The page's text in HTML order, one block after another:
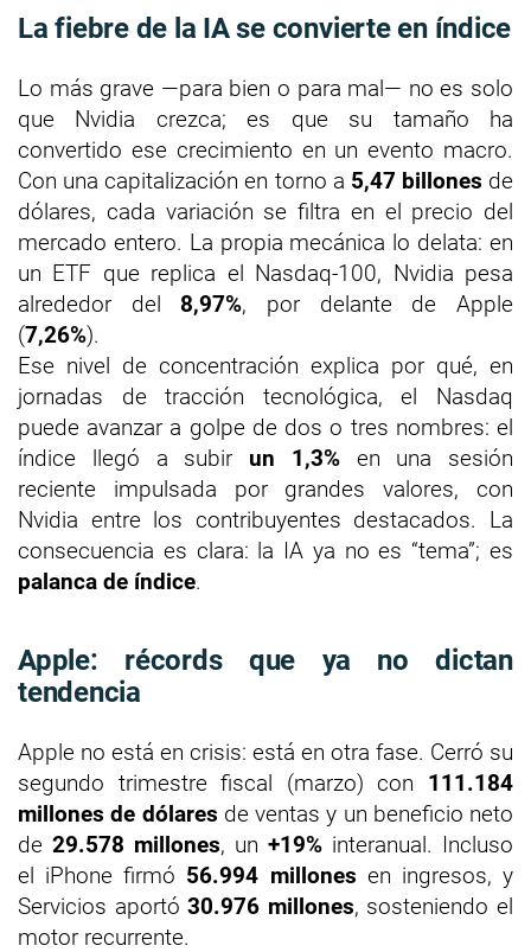
La fiebre de la IA se convierte en índice
Lo más grave —para bien o para mal— no es solo
que Nvidia crezca; es que su tamaño ha
convertido ese crecimiento en un evento macro.
Con una capitalización en torno a 5,47 billones de
dólares, cada variación se filtra en el precio del
mercado entero. La propia mecánica lo delata: en
un ETF que replica el Nasdaq-100, Nvidia pesa
alrededor del8,97%, por delante de Apple
(7,26%).
Ese nivel de concentración explica por qué, en
jornadas de tracción tecnológica, el Nasdaq
puede avanzar a golpe de dos o tres nombres: el
índice llegó a subir un 1,3%en una sesión
reciente impulsada por grandes valores, con
Nvidia entre los contribuyentes destacados. La
consecuencia es clara: la IA ya no es “tema”; es
palanca de índice.
Apple: récords que ya no dictan
tendencia
Apple no está en crisis: está en otra fase. Cerró su
segundo trimestre fiscal (marzo) con 111.184
millones de dólares de ventas y un beneficio neto
de 29.578 millones, un +19% interanual. Incluso
el iPhone firmó 56.994 millones en ingresos, y
Servicios aportó30.976 millones, sosteniendo el
motor recurrente.